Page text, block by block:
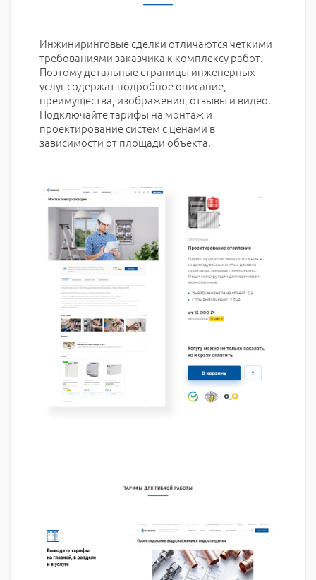
Инжиниринговые сделки отличаются четкими
требованиями заказчика к комплексу работ.
Поэтому детальные страницы инженерных
услуг содержат подробное описание,
преимущества, изображения, отзывы и видео.
Подключайте тарифы на монтаж и
проектирование систем с ценами в
зависимости от площади объекта.